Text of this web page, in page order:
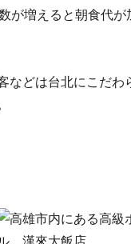
が増えると朝食代が
などは台北にこだわ